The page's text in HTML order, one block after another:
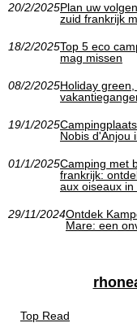
20/2/2025Plan uw
zuid frankrijk
18/2/2025Top 5 eco
mag missen
08/2/2025Holiday
19/1/2025
Nobis d'Anjou
01/1/2025Camping met
frankrijk:
aux oiseaux in
29/11/2024Ontdek
Mare: een
Top Read